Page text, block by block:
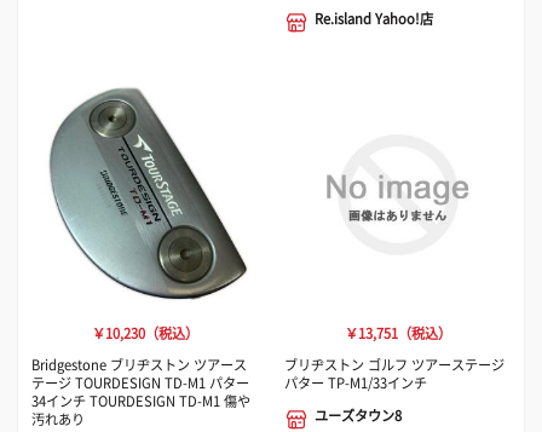
Re.island Yahoo!店
￥10,230（税込）
Bridgestone ブリヂストン ツアース
テージ TOURDESIGN TD-M1 パター
34インチ TOURDESIGN TD-M1 傷や
汚れあり
￥13,751（税込）
ブリヂストン ゴルフ ツアーステージ
パター TP-M1/33インチ
ユーズタウン8